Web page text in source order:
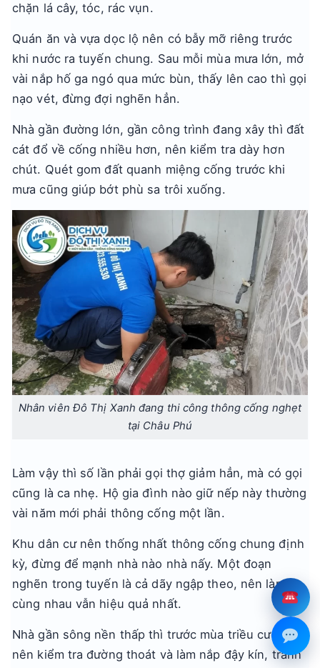
chặn lá cây, tóc, rác vụn.
Quán ăn và vựa dọc lộ nên có bẫy mỡ riêng trước
khi nước ra tuyến chung. Sau mỗi mùa mưa lớn, mở
vài nắp hố ga ngó qua mức bùn, thấy lên cao thì gọi
nạo vét, đừng đợi nghẽn hẳn.
Nhà gần đường lớn, gần công trình đang xây thì đất
cát đổ về cống nhiều hơn, nên kiểm tra dày hơn
chút. Quét gom đất quanh miệng cống trước khi
mưa cũng giúp bớt phù sa trôi xuống.
Nhân viên Đô Thị Xanh đang thi công thông cống nghẹt
tại Châu Phú
Làm vậy thì số lần phải gọi thợ giảm hẳn, mà có gọi
cũng là ca nhẹ. Hộ gia đình nào giữ nếp này thường
vài năm mới phải thông cống một lần.
Khu dân cư nên thống nhất thông cống chung định
kỳ, đừng để mạnh nhà nào nhà nấy. Một đoạn
nghẽn trong tuyến là cả dãy ngập theo, nên làm
cùng nhau vẫn hiệu quả nhất.
Nhà gần sông nền thấp thì trước mùa triều cường
nên kiểm tra đường thoát và làm nắp đậy kín, tránh